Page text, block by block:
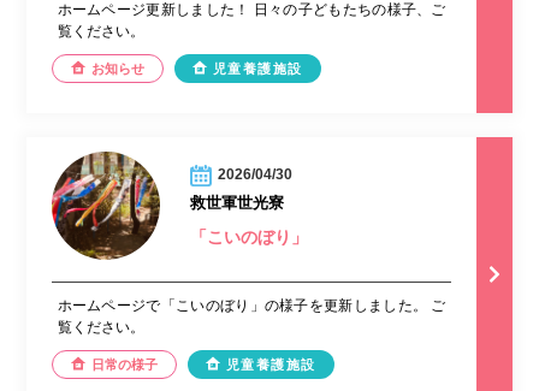
ホームページ更新しました！ 日々の子どもたちの様子、ご
覧ください。
お知らせ 児童養護施設
2026/04/30
救世軍世光寮
「こいのぼり」
ホームページで「こいのぼり」の様子を更新しました。 ご
覧ください。
日常の様子 児童養護施設